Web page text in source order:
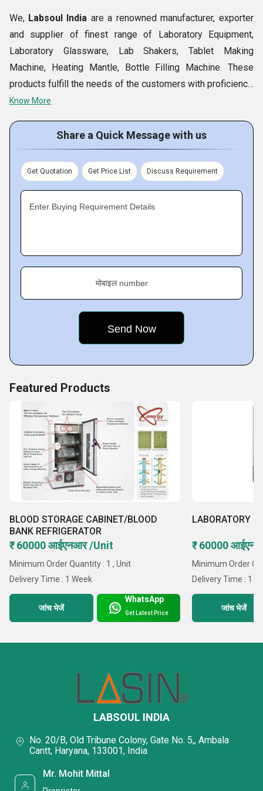
We, Labsoul India are a renowned manufacturer, exporter
and supplier of finest range of Laboratory Equipment,
Laboratory Glassware, Lab Shakers, Tablet Making
Machine, Heating Mantle, Bottle Filling Machine. These
products fulfill the needs of the customers with proficiency.
It is fabricated with high grade of raw material, which is
various hospital, medical sectors and institutes. It is
acclaimed for its vital features such as accuracy in
installation, corrosion resistant, easy to maintain, elegant
design, high durability, high tensile strength and longer life.
Know More
Share a Quick Message with us
Get Quotation Get Price List Discuss Requirement
Enter Buying Requirement Details
मोबाइल number
Featured Products
BLOOD STORAGE CABINET/BLOOD
BANK REFRIGERATOR
₹ 60000 आईएनआर /Unit
Minimum Order Quantity : 1 , Unit
Delivery Time : 1 Week
जांच भेजें
WhatsApp
Get Latest Price
LABORATORY
₹ 60000
Minimum Order
Delivery Time : 1
जांच भेजें
LABSOUL INDIA
No. 20/B, Old Tribune Colony, Gate No. 5,, Ambala
Cantt, Haryana, 133001, India
Mr. Mohit Mittal